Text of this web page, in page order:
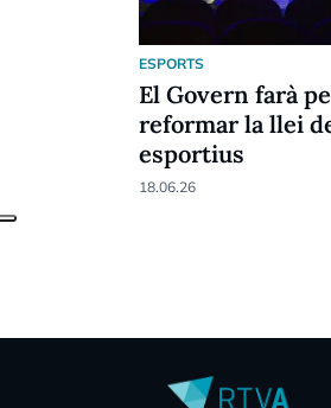
ESPORTS
El Govern farà
reformar la llei
esportius
18.06.26